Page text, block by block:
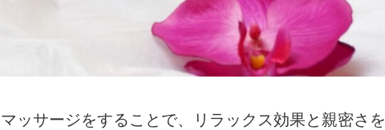
ッサージをすることで、リラックス効果と親密さを